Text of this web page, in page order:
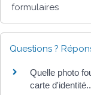
formulaires
Questions ?
Quelle photo
carte